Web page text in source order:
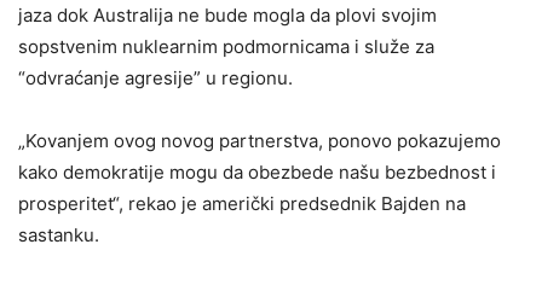
jaza dok Australija ne bude mogla da plovi svojim
sopstvenim nuklearnim podmornicama i služe za
“odvraćanje agresije” u regionu.
„Kovanjem ovog novog partnerstva, ponovo pokazujemo
kako demokratije mogu da obezbede našu bezbednost i
prosperitet“, rekao je američki predsednik Bajden na
sastanku.